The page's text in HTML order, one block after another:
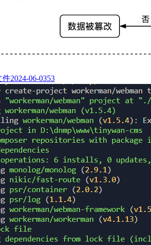
件2024-06-0353